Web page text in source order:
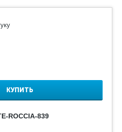
КУПИТЬ
ROCCIA-839